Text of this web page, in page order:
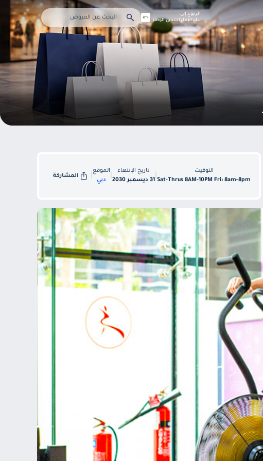
الرجوع إلى
بنك الإمارات دبي الوطني
التوقيت
Sat-Thrus 8AM-10PM Fri: 8am-8pm
تاريخ الإنتهاء
31 ديسمبر 2030
الموقع
دبي
المشاركة